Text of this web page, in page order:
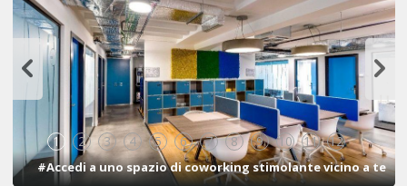
1 2 3 4 5 6 7 8 9 10 11 12
#Accedi a uno spazio di coworking stimolante vicino a te